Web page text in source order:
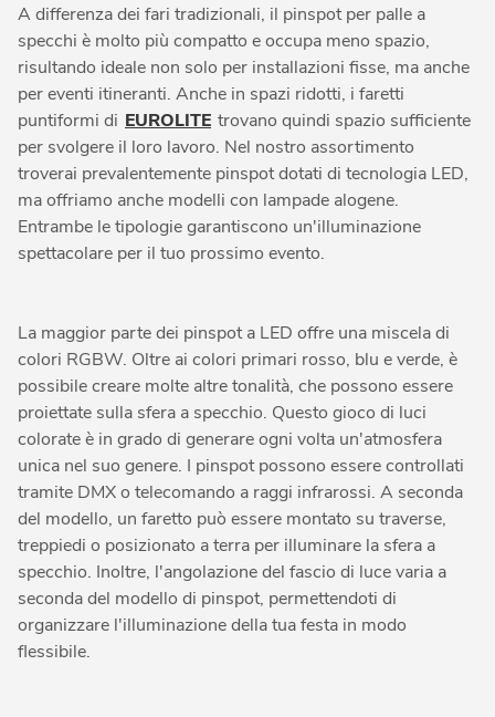
A differenza dei fari tradizionali, il pinspot per palle a
specchi è molto più compatto e occupa meno spazio,
risultando ideale non solo per installazioni fisse, ma anche
per eventi itineranti. Anche in spazi ridotti, i faretti
puntiformi di EUROLITE trovano quindi spazio sufficiente
per svolgere il loro lavoro. Nel nostro assortimento
troverai prevalentemente pinspot dotati di tecnologia LED,
ma offriamo anche modelli con lampade alogene.
Entrambe le tipologie garantiscono un'illuminazione
spettacolare per il tuo prossimo evento.
La maggior parte dei pinspot a LED offre una miscela di
colori RGBW. Oltre ai colori primari rosso, blu e verde, è
possibile creare molte altre tonalità, che possono essere
proiettate sulla sfera a specchio. Questo gioco di luci
colorate è in grado di generare ogni volta un'atmosfera
unica nel suo genere. I pinspot possono essere controllati
tramite DMX o telecomando a raggi infrarossi. A seconda
del modello, un faretto può essere montato su traverse,
treppiedi o posizionato a terra per illuminare la sfera a
specchio. Inoltre, l'angolazione del fascio di luce varia a
seconda del modello di pinspot, permettendoti di
organizzare l'illuminazione della tua festa in modo
flessibile.